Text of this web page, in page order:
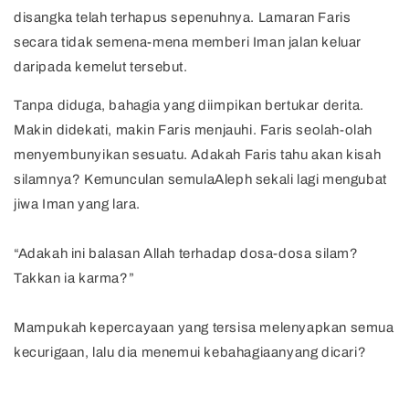
disangka telah terhapus sepenuhnya. Lamaran Faris
secara tidak semena-mena memberi Iman jalan keluar
daripada kemelut tersebut.
Tanpa diduga, bahagia yang diimpikan bertukar derita.
Makin didekati, makin Faris menjauhi. Faris seolah-olah
menyembunyikan sesuatu. Adakah Faris tahu akan kisah
silamnya? Kemunculan semulaAleph sekali lagi mengubat
jiwa Iman yang lara.
“Adakah ini balasan Allah terhadap dosa-dosa silam?
Takkan ia karma?”
Mampukah kepercayaan yang tersisa melenyapkan semua
kecurigaan, lalu dia menemui kebahagiaanyang dicari?